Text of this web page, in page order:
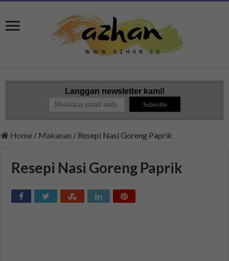
Langgan newsletter kami!
Home / Makanan / Resepi Nasi Goreng Paprik
Resepi Nasi Goreng Paprik